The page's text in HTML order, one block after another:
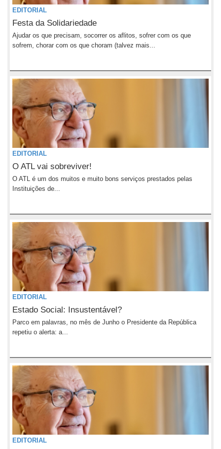
EDITORIAL
Festa da Solidariedade
Ajudar os que precisam, socorrer os aflitos, sofrer com os que
sofrem, chorar com os que choram (talvez mais...
EDITORIAL
O ATL vai sobreviver!
O ATL é um dos muitos e muito bons serviços prestados pelas
Instituições de...
EDITORIAL
Estado Social: Insustentável?
Parco em palavras, no mês de Junho o Presidente da República
repetiu o alerta: a...
EDITORIAL